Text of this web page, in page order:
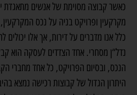
כאשר קבוצה מסוימת של אנשים מתאגדת
מקרקעין ופרויקט בניה על נכס
כלל אנו מדברים על דירות, אך אלו יכולים
נדל“ן מסחרי. אחד הצדדים לעסקה הוא
הנכס, ובסיום הפרויקט, כל אחד מחברי
היתרון הגדול של קבוצות רכישה נמצא